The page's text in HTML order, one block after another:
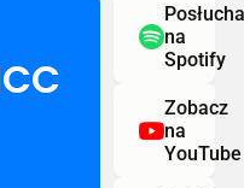
na
Spotify
Zobacz
na
YouTube